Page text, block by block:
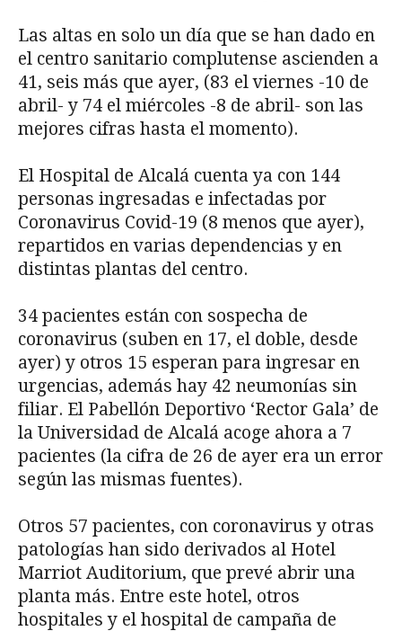
Las altas en solo un día que se han dado en
el centro sanitario complutense ascienden a
41, seis más que ayer, (83 el viernes -10 de
abril- y 74 el miércoles -8 de abril- son las
mejores cifras hasta el momento).
El Hospital de Alcalá cuenta ya con 144
personas ingresadas e infectadas por
Coronavirus Covid-19 (8 menos que ayer),
repartidos en varias dependencias y en
distintas plantas del centro.
34 pacientes están con sospecha de
coronavirus (suben en 17, el doble, desde
ayer) y otros 15 esperan para ingresar en
urgencias, además hay 42 neumonías sin
filiar. El Pabellón Deportivo ‘Rector Gala’ de
la Universidad de Alcalá acoge ahora a 7
pacientes (la cifra de 26 de ayer era un error
según las mismas fuentes).
Otros 57 pacientes, con coronavirus y otras
patologías han sido derivados al Hotel
Marriot Auditorium, que prevé abrir una
planta más. Entre este hotel, otros
hospitales y el hospital de campaña de